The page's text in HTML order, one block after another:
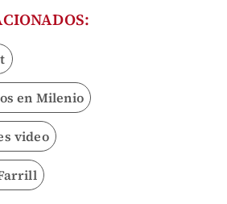
en Milenio
video